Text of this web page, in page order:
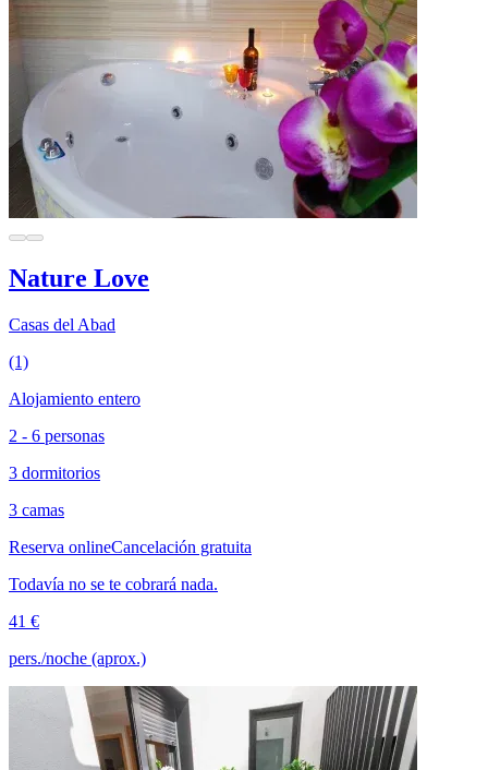
Nature Love
Casas del Abad
(1)
Alojamiento entero
2 - 6 personas
3 dormitorios
3 camas
Reserva onlineCancelación gratuita
Todavía no se te cobrará nada.
41 €
pers./noche (aprox.)